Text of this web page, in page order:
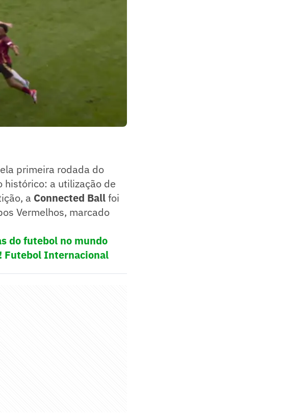
primeira rodada do
histórico: a utilização de
a Connected Ballfoi
Vermelhos, marcado
do futebol no mundo
Futebol Internacional